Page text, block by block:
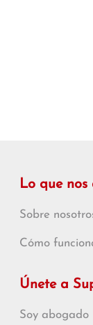
Lo que
Sobre
Cómo
Únete a
Soy abogado